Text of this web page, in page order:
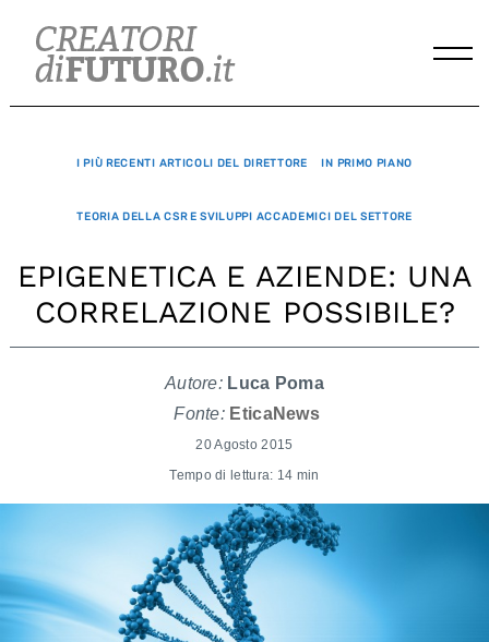
content
I PIÙ RECENTI ARTICOLI DEL DIRETTORE IN PRIMO PIANO
TEORIA DELLA CSR E SVILUPPI ACCADEMICI DEL SETTORE
EPIGENETICA E AZIENDE: UNA
CORRELAZIONE POSSIBILE?
Autore: Luca Poma
Fonte: EticaNews
20 Agosto 2015
Tempo di lettura: 14 min